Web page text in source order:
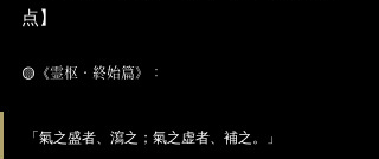
点】
🟡《霊枢・終始篇》：
「氣之盛者、瀉之；氣之虚者、補之。」